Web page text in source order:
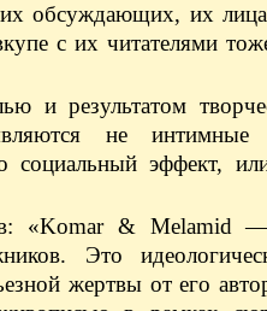
обсуждающих, их
с их читателями
и результатом
не интимные
социальный эффект,
«Komar & Melamid
Это
жертвы от его